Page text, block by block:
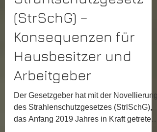
des
Strahlschutzgesetz
(StrSchG) –
Konsequenzen für
Hausbesitzer und
Arbeitgeber
Der Gesetzgeber hat mit der Novellierung